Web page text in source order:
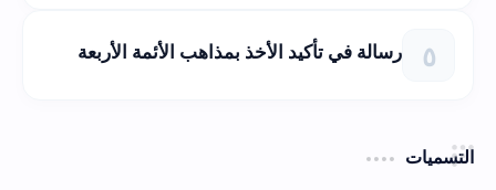
رسالة في تأكيد الأخذ بمذاهب الأئمة الأربعة
التسميات